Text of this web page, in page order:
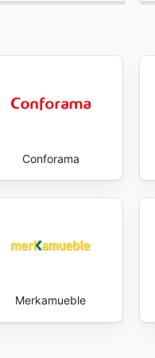
Conforama
Merkamueble